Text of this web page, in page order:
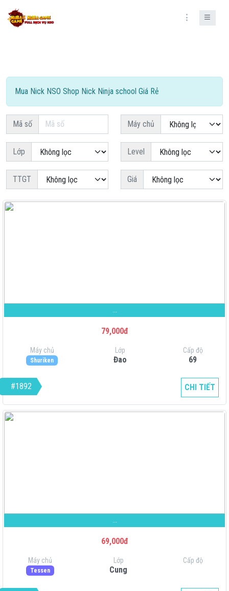
NẠP THẺ CÀO
TIN TỨC
ĐĂNG NHẬP
ĐĂNG KÝ
Mua Nick NSO Shop Nick Ninja school Giá Rẻ
Mã số Máy chủ
Lớp Level
TTGT Giá
...
79,000đ
Máy chủ
Shuriken
Lớp
Đao
Cấp độ
69
#1892 CHI TIẾT
...
69,000đ
Máy chủ
Tessen
Lớp
Cung
Cấp độ